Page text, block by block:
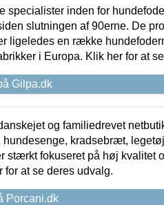
specialister inden for
slutningen af 90erne. De
ligeledes en række
i Europa. Klik her for at
Gilpa.dk
og familiedrevet
hundesenge, kradsebræt,
stærkt fokuseret på høj kvalitet
for at se deres udvalg.
Porcani.dk